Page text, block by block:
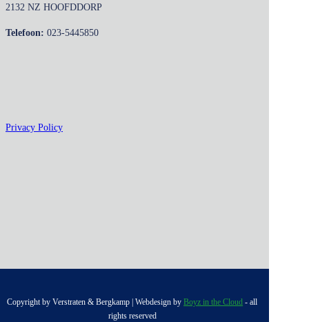
2132 NZ HOOFDDORP
Telefoon: 023-5445850
Privacy Policy
Copyright by Verstraten & Bergkamp | Webdesign byBoyz in the Cloud - all
rights reserved